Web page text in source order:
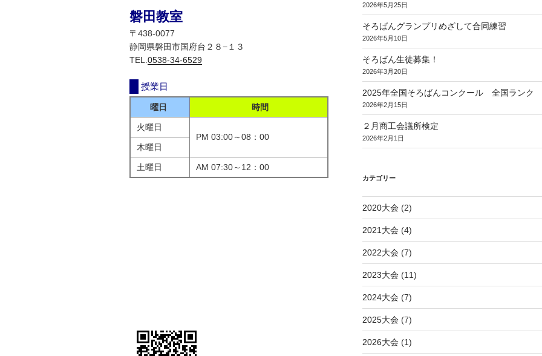
磐田教室
〒438-0077
静岡県磐田市国府台２８−１３
TEL. 0538-34-6529
授業日
曜日 時間
火曜日
PM 03:00～08：00
木曜日
土曜日 AM 07:30～12：00
2026年5月25日
そろばんグランプリめざして合同練習
2026年5月10日
そろばん生徒募集！
2026年3月20日
2025年全国そろばんコンクール 全国ランク
2026年2月15日
２月商工会議所検定
2026年2月1日
カテゴリー
2020大会(2)
2021大会(4)
2022大会(7)
2023大会(11)
2024大会(7)
2025大会(7)
2026大会(1)